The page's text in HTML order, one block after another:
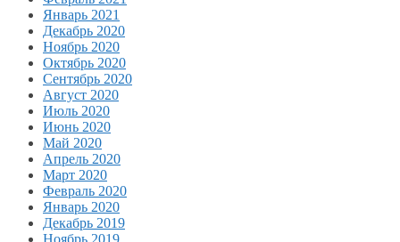
Январь 2021
Декабрь 2020
Ноябрь 2020
Октябрь 2020
Сентябрь 2020
Август 2020
Июль 2020
Июнь 2020
Май 2020
Апрель 2020
Март 2020
Февраль 2020
Январь 2020
Декабрь 2019
Ноябрь 2019